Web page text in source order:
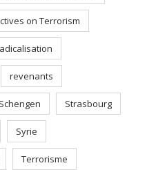
on Terrorism
revenants
Schengen Strasbourg
Syrie
Terrorisme